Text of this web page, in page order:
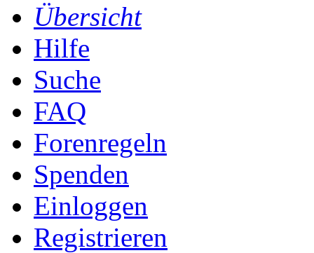
Übersicht
Hilfe
Suche
FAQ
Forenregeln
Spenden
Einloggen
Registrieren